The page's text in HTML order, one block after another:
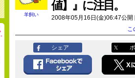
羊飼い
値】』に注目。
2008年05月16日(金)06:47公
こ
シェア